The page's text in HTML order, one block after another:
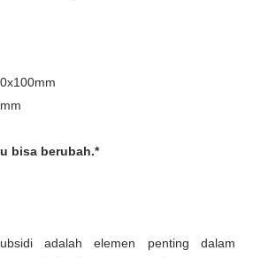
bisa berubah.*
adalah elemen penting dalam